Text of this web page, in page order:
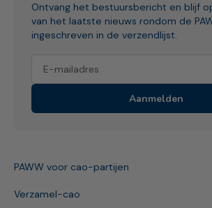
Ontvang het bestuursbericht en blijf
van het laatste nieuws rondom de
ingeschreven in de verzendlijst.
Aanmelden
PAWW voor cao-partijen
Verzamel-cao